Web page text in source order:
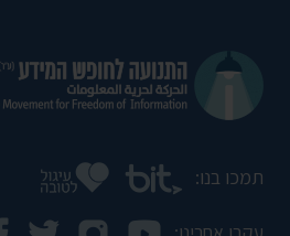
תמכו בנו: